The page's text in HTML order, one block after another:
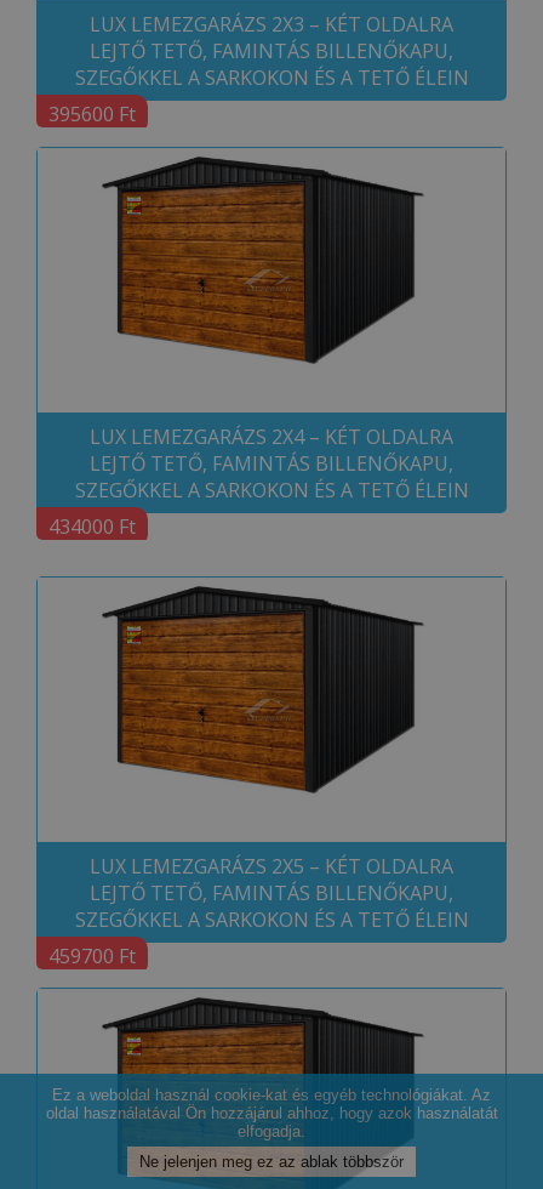
LUX LEMEZGARÁZS 2X3 – KÉT OLDALRA
LEJTŐ TETŐ, FAMINTÁS BILLENŐKAPU,
SZEGŐKKEL A SARKOKON ÉS A TETŐ ÉLEIN
395600 Ft
LUX LEMEZGARÁZS 2X4 – KÉT OLDALRA
LEJTŐ TETŐ, FAMINTÁS BILLENŐKAPU,
SZEGŐKKEL A SARKOKON ÉS A TETŐ ÉLEIN
434000 Ft
LUX LEMEZGARÁZS 2X5 – KÉT OLDALRA
LEJTŐ TETŐ, FAMINTÁS BILLENŐKAPU,
SZEGŐKKEL A SARKOKON ÉS A TETŐ ÉLEIN
459700 Ft
Ez a weboldal használ cookie-kat és egyéb technológiákat. Az
oldal használatával Ön hozzájárul ahhoz, hogy azok használatát
elfogadja.